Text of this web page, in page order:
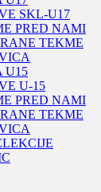
SKL-U17
PRED NAMI
TEKME
U15
U-15
PRED NAMI
TEKME